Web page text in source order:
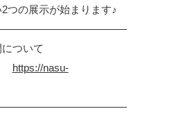
つの展示が始まります♪
について
https://nasu-